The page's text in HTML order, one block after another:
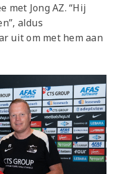
met Jong AZ. “Hij
aldus
uit om met hem aan